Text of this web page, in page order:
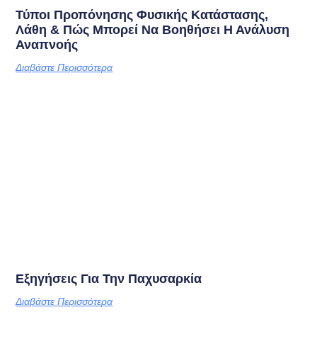
Τύποι Προπόνησης Φυσικής Κατάστασης,
Λάθη & Πώς Μπορεί Να Βοηθήσει Η Ανάλυση
Αναπνοής
Διαβάστε Περισσότερα
Εξηγήσεις Για Την Παχυσαρκία
Διαβάστε Περισσότερα